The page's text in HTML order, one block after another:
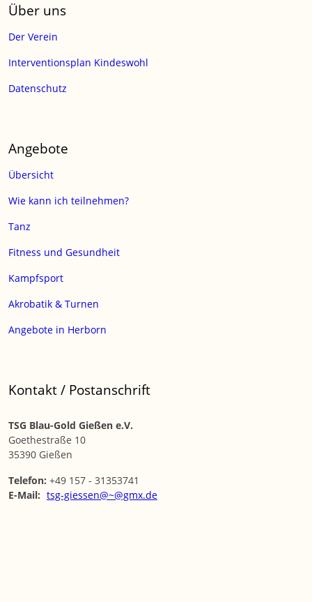
Über uns
Der Verein
Interventionsplan Kindeswohl
Datenschutz
Angebote
Übersicht
Wie kann ich teilnehmen?
Tanz
Fitness und Gesundheit
Kampfsport
Akrobatik & Turnen
Angebote in Herborn
Kontakt / Postanschrift
TSG Blau-Gold Gießen e.V.
Goethestraße 10
35390 Gießen
Telefon: +49 157 - 31353741
E-Mail: tsg-giessen@~@gmx.de